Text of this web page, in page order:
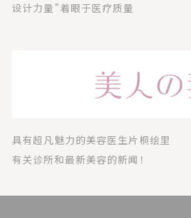
设计力量”着眼于医疗质量
具有超凡魅力的美容医生片桐绘里
有关诊所和最新美容的新闻！